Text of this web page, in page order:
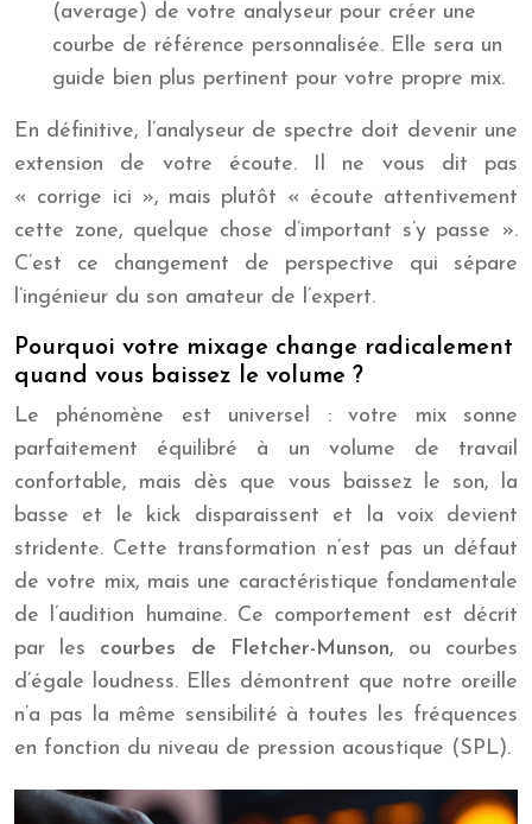
(average) de votre analyseur pour créer une
courbe de référence personnalisée. Elle sera un
guide bien plus pertinent pour votre propre mix.
En définitive, l’analyseur de spectre doit devenir une
extension de votre écoute. Il ne vous dit pas
« corrige ici », mais plutôt « écoute attentivement
cette zone, quelque chose d’important s’y passe ».
C’est ce changement de perspective qui sépare
l’ingénieur du son amateur de l’expert.
Pourquoi votre mixage change radicalement
quand vous baissez le volume ?
Le phénomène est universel : votre mix sonne
parfaitement équilibré à un volume de travail
confortable, mais dès que vous baissez le son, la
basse et le kick disparaissent et la voix devient
stridente. Cette transformation n’est pas un défaut
de votre mix, mais une caractéristique fondamentale
de l’audition humaine. Ce comportement est décrit
par les courbes de Fletcher-Munson, ou courbes
d’égale loudness. Elles démontrent que notre oreille
n’a pas la même sensibilité à toutes les fréquences
en fonction du niveau de pression acoustique (SPL).